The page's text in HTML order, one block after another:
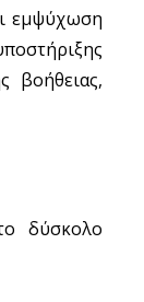
εμψύχωση
βοήθειας,
δύσκολο